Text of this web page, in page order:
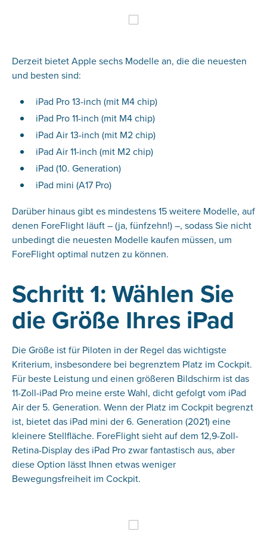
Derzeit bietet Apple sechs Modelle an, die die neuesten
und besten sind:
iPad Pro 13-inch (mit M4 chip)
iPad Pro 11-inch (mit M4 chip)
iPad Air 13-inch (mit M2 chip)
iPad Air 11-inch (mit M2 chip)
iPad (10. Generation)
iPad mini (A17 Pro)
Darüber hinaus gibt es mindestens 15 weitere Modelle, auf
denen ForeFlight läuft – (ja, fünfzehn!) –, sodass Sie nicht
unbedingt die neuesten Modelle kaufen müssen, um
ForeFlight optimal nutzen zu können.
Schritt 1: Wählen Sie
die Größe Ihres iPad
Die Größe ist für Piloten in der Regel das wichtigste
Kriterium, insbesondere bei begrenztem Platz im Cockpit.
Für beste Leistung und einen größeren Bildschirm ist das
11-Zoll-iPad Pro meine erste Wahl, dicht gefolgt vom iPad
Air der 5. Generation. Wenn der Platz im Cockpit begrenzt
ist, bietet das iPad mini der 6. Generation (2021) eine
kleinere Stellfläche. ForeFlight sieht auf dem 12,9-Zoll-
Retina-Display des iPad Pro zwar fantastisch aus, aber
diese Option lässt Ihnen etwas weniger
Bewegungsfreiheit im Cockpit.